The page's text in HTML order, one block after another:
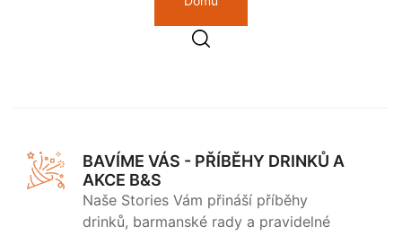
BAVÍME VÁS - PŘÍBĚHY DRINKŮ A
AKCE B&S
Naše Stories Vám přináší příběhy
drinků, barmanské rady a pravidelné